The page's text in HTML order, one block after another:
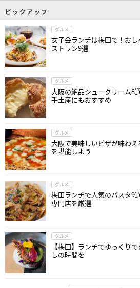
ピックアップ
グルメ
女子会ランチは梅田で！お
ストラン9選
グルメ
大阪の絶品シュークリーム8
手土産にもおすすめ
グルメ
大阪で美味しいピザが味わ
を堪能しよう
グルメ
梅田ランチで人気のパスタ9
専門店を厳選
グルメ
【梅田】ランチでゆっくり
しの時間を